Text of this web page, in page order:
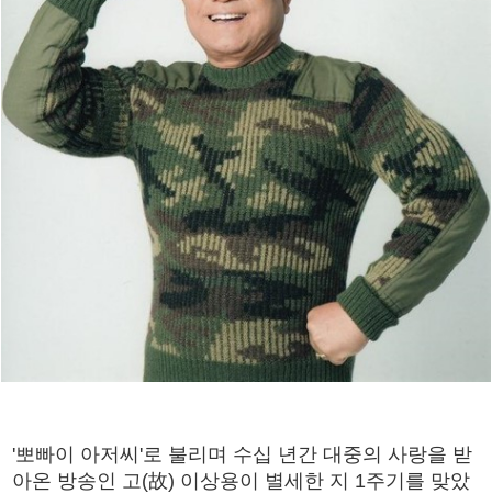
'뽀빠이 아저씨'로 불리며 수십 년간 대중의 사랑을 받
아온 방송인 고(故) 이상용이 별세한 지 1주기를 맞았